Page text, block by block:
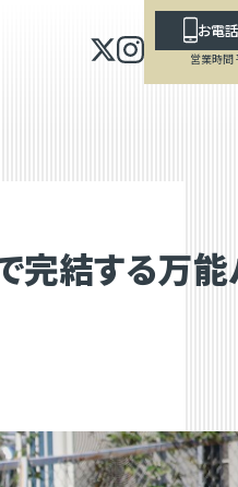
お電
営業時間
完結する万能